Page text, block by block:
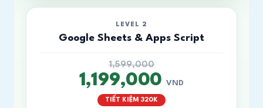
LEVEL 2
Google Sheets & Apps Script
1,599,000
1,199,000 VND
TIẾT KIỆM 320K